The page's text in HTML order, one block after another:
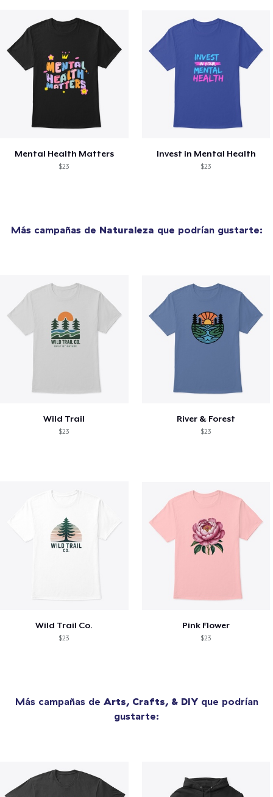
Mental Health Matters
$23
Invest in Mental Health
$23
Más campañas de Naturaleza que podrían gustarte:
Wild Trail
$23
River & Forest
$23
Wild Trail Co.
$23
Pink Flower
$23
Más campañas de Arts, Crafts, & DIYque podrían
gustarte: